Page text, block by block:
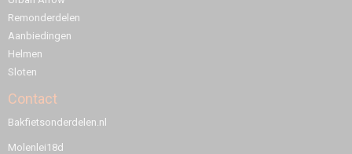
Remonderdelen
Aanbiedingen
Helmen
Sloten
Contact
Bakfietsonderdelen.nl
Molenlei18d